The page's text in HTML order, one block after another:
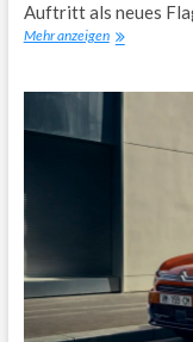
Auftritt als neues
Mehr anzeigenCitroën
in-